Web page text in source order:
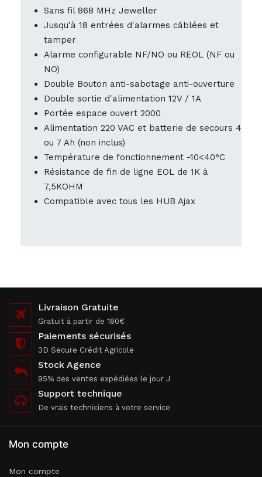
Sans fil 868 MHz Jeweller
Jusqu'à 18 entrées d'alarmes câblées et
tamper
Alarme configurable NF/NO ou REOL (NF ou
NO)
Double Bouton anti-sabotage anti-ouverture
Double sortie d'alimentation 12V / 1A
Portée espace ouvert 2000
Alimentation 220 VAC et batterie de secours 4
ou 7 Ah (non inclus)
Température de fonctionnement -10<40°C
Résistance de fin de ligne EOL de 1K à
7,5KOHM
Compatible avec tous les HUB Ajax
Livraison Gratuite
Gratuit à partir de 180€
Paiements sécurisés
3D Secure Crédit Agricole
Stock Agence
95% des ventes expédiées le jour J
Support technique
De vrais techniciens à votre service
Mon compte
Mon compte